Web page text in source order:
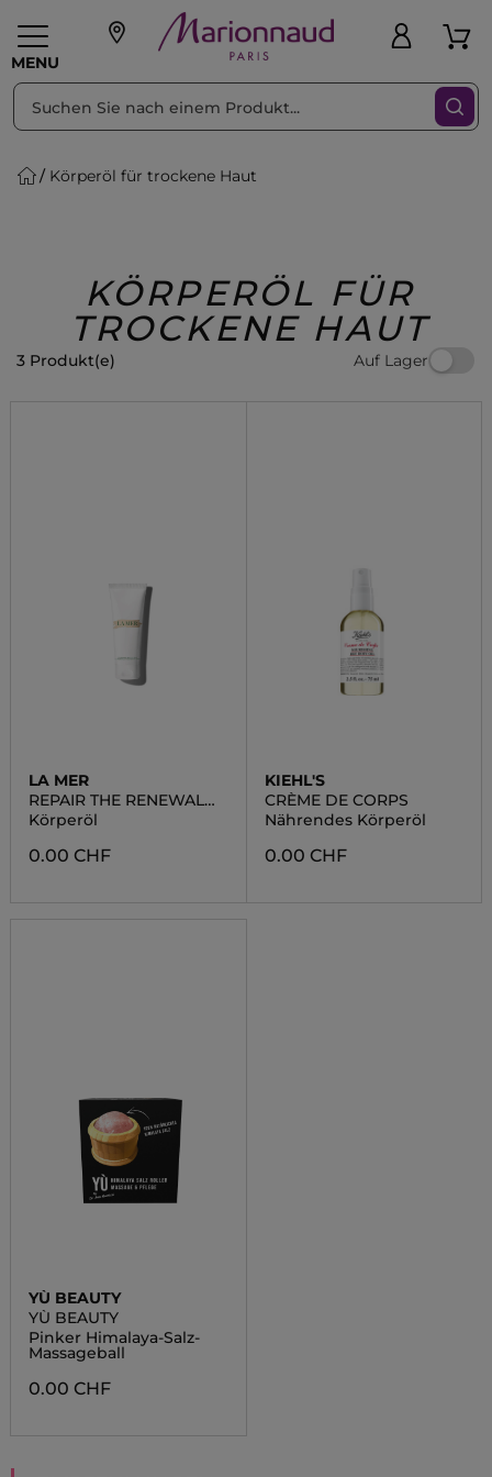
MENU
Geschenke PFLEGE
Accessoires
Körperöl für trockene Haut
KÖRPERÖL FÜR
TROCKENE HAUT
3 Produkt(e) Auf Lager
sortieren nach Filter
LA MER
REPAIR THE RENEWAL
BODY OIL BALM
Körperöl
0.00 CHF
KIEHL'S
CRÈME DE CORPS
Nährendes Körperöl
0.00 CHF
YÙ BEAUTY
YÙ BEAUTY
Pinker Himalaya-Salz-
Massageball
0.00 CHF